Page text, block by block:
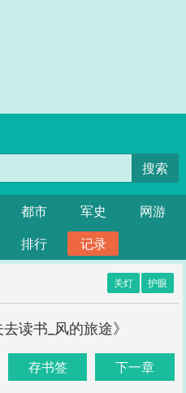
搜索
都市 军史
网游
排行 记录
关灯 护眼
读书_风的旅途》
存书签 下一章